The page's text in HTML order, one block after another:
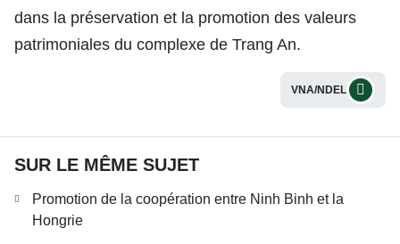
dans la préservation et la promotion des valeurs
patrimoniales du complexe de Trang An.
VNA/NDEL
SUR LE MÊME SUJET
Promotion de la coopération entre Ninh Binh et la
Hongrie